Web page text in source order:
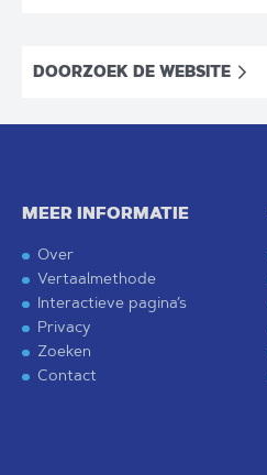
DOORZOEK DE WEBSITE
MEER INFORMATIE
Over
Vertaalmethode
Interactieve pagina’s
Privacy
Zoeken
Contact